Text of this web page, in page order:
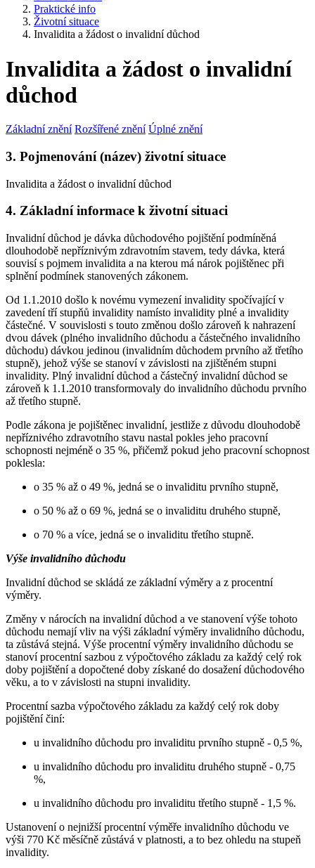
Praktické info
Životní situace
Invalidita a žádost o invalidní důchod
Invalidita a žádost o invalidní
důchod
Základní znění Rozšířené znění Úplné znění
3. Pojmenování (název) životní situace
Invalidita a žádost o invalidní důchod
4. Základní informace k životní situaci
Invalidní důchod je dávka důchodového pojištění podmíněná
dlouhodobě nepříznivým zdravotním stavem, tedy dávka, která
souvisí s pojmem invalidita a na kterou má nárok pojištěnec při
splnění podmínek stanovených zákonem.
Od 1.1.2010 došlo k novému vymezení invalidity spočívající v
zavedení tří stupňů invalidity namísto invalidity plné a invalidity
částečné. V souvislosti s touto změnou došlo zároveň k nahrazení
dvou dávek (plného invalidního důchodu a částečného invalidního
důchodu) dávkou jedinou (invalidním důchodem prvního až třetího
stupně), jehož výše se stanoví v závislosti na zjištěném stupni
invalidity. Plný invalidní důchod a částečný invalidní důchod se
zároveň k 1.1.2010 transformovaly do invalidního důchodu prvního
až třetího stupně.
Podle zákona je pojištěnec invalidní, jestliže z důvodu dlouhodobě
nepříznivého zdravotního stavu nastal pokles jeho pracovní
schopnosti nejméně o 35 %, přičemž pokud jeho pracovní schopnost
poklesla:
o 35 % až o 49 %, jedná se o invaliditu prvního stupně,
o 50 % až o 69 %, jedná se o invaliditu druhého stupně,
o 70 % a více, jedná se o invaliditu třetího stupně.
Výše invalidního důchodu
Invalidní důchod se skládá ze základní výměry a z procentní
výměry.
Změny v nárocích na invalidní důchod a ve stanovení výše tohoto
důchodu nemají vliv na výši základní výměry invalidního důchodu,
ta zůstává stejná. Výše procentní výměry invalidního důchodu se
stanoví procentní sazbou z výpočtového základu za každý celý rok
doby pojištění a dopočtené doby získané do dosažení důchodového
věku, a to v závislosti na stupni invalidity.
Procentní sazba výpočtového základu za každý celý rok doby
pojištění činí:
u invalidního důchodu pro invaliditu prvního stupně - 0,5 %,
u invalidního důchodu pro invaliditu druhého stupně - 0,75
%,
u invalidního důchodu pro invaliditu třetího stupně - 1,5 %.
Ustanovení o nejnižší procentní výměře invalidního důchodu ve
výši 770 Kč měsíčně zůstává v platnosti, a to bez ohledu na stupeň
invalidity.